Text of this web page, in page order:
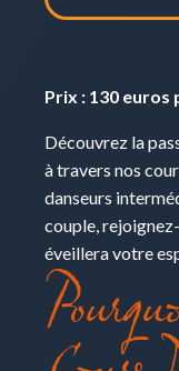
Prix : 130 euros
Découvrez la
à travers nos
danseurs
couple,
éveillera votre
de